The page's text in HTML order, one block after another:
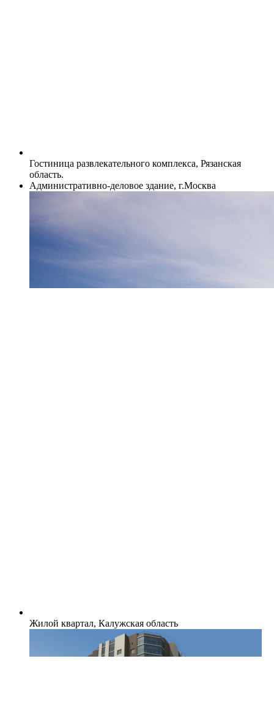
Гостиница развлекательного комплекса, Рязанская
область.
Административно-деловое здание, г.Москва
Жилой квартал, Калужская область